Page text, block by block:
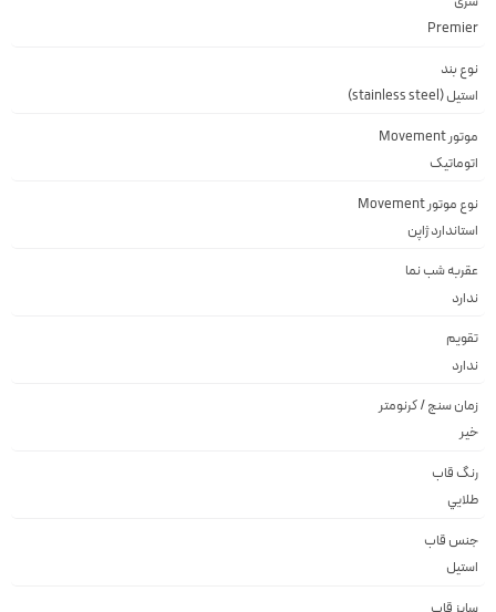
Premier
نوع بند
استیل (stainless steel)
موتور Movement
اتوماتیک
نوع موتور Movement
استاندارد ژاپن
عقربه شب نما
ندارد
تقویم
ندارد
زمان سنج / کرنومتر
خیر
رنگ قاب
طلايي
جنس قاب
استيل